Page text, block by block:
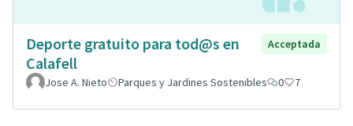
Deporte gratuito para tod@s en
Calafell
Acceptada
Jose A. Nieto Parques y Jardines Sostenibles 0 7